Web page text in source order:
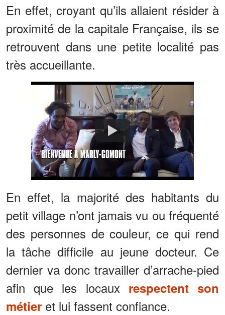
En effet, croyant qu’ils allaient résider à
proximité de la capitale Française, ils se
retrouvent dans une petite localité pas
très accueillante.
Watch
En effet, la majorité des habitants du
petit village n’ont jamais vu ou fréquenté
des personnes de couleur, ce qui rend
la tâche difficile au jeune docteur. Ce
dernier va donc travailler d’arrache-pied
afin que les locaux respectent son
métier et lui fassent confiance.